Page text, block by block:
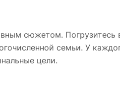
сюжетом.
семьи. У
цели.